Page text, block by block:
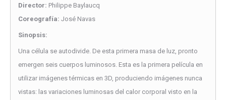
Director: Philippe Baylaucq
Coreografía: José Navas
Sinopsis:
Una célula se autodivide. De esta primera masa de luz, pronto
emergen seis cuerpos luminosos. Esta es la primera película en
utilizar imágenes térmicas en 3D, produciendo imágenes nunca
vistas: las variaciones luminosas del calor corporal visto en la